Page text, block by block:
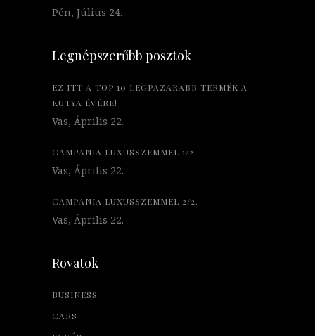
Pén, Július 24.
Legnépszerűbb posztok
EZ ITT A TOP 10 LEGPAZARABB TERMÉK A
KUTYA ÉVÉRE!
Vas, Április 22.
CAMPANIA LUXUSSZEMMEL 1/2.
Vas, Április 22.
CAMPANIA LUXUSSZEMMEL 2/2.
Vas, Április 22.
Rovatok
BUSINESS
CARS